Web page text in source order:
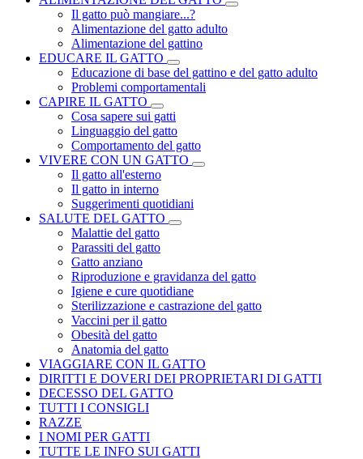
Il gatto può mangiare...?
Alimentazione del gatto adulto
Alimentazione del gattino
EDUCARE IL GATTO
Educazione di base del gattino e del gatto adulto
Problemi comportamentali
CAPIRE IL GATTO
Cosa sapere sui gatti
Linguaggio del gatto
Comportamento del gatto
VIVERE CON UN GATTO
Il gatto all'esterno
Il gatto in interno
Suggerimenti quotidiani
SALUTE DEL GATTO
Malattie del gatto
Parassiti del gatto
Gatto anziano
Riproduzione e gravidanza del gatto
Igiene e cure quotidiane
Sterilizzazione e castrazione del gatto
Vaccini per il gatto
Obesità del gatto
Anatomia del gatto
VIAGGIARE CON IL GATTO
DIRITTI E DOVERI DEI PROPRIETARI DI GATTI
DECESSO DEL GATTO
TUTTI I CONSIGLI
RAZZE
I NOMI PER GATTI
TUTTE LE INFO SUI GATTI